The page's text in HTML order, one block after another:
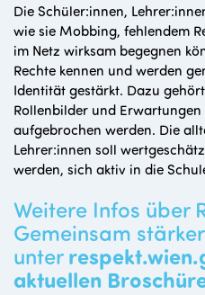
Die Schüler:innen,
wie sie Mobbing, fehlendem
im Netz wirksam begegnen
Rechte kennen und werden
Identität gestärkt. Dazu
Rollenbilder und
aufgebrochen werden. Die
Lehrer:innen soll
werden, sich aktiv in die
Weitere Infos über
Gemeinsam
unter
aktuellen